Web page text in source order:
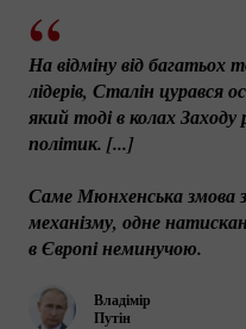
Владімір
Путін
На відміну від багатьох
лідерів, Сталін цурався
який тоді в колах
політик. [...]
Саме Мюнхенська змова
механізму, одне
в Європі неминучою.